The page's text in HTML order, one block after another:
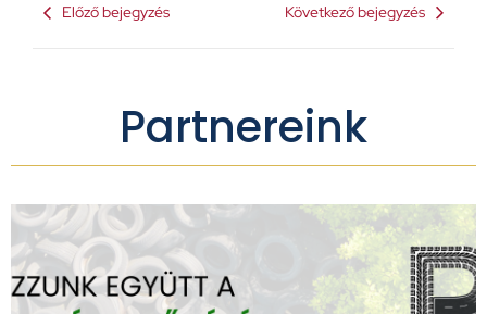
Előző bejegyzés Következő bejegyzés
Partnereink